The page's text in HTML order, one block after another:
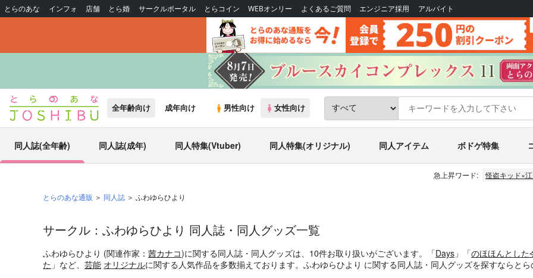
とらのあな インフォ 店舗 とら婚 サークルポータル とらコイン WEBオンリー よくあるご質問 エンジニア採用 アルバイト
全年齢向け 成年向け 男性向け 女性向け
同人誌(全年齢) 同人誌(成年) 同人特集(Vtuber) 同人特集(オリジナル) 同人アイテム ボドゲ特集
急上昇ワード: 怪盗キッド×
とらのあな通販 同人誌 ふわゆらひより
サークル：ふわゆらひより 同人誌・同人グッズ一覧
ふわゆらひより (関連作家： 茜カナコ)に関する同人誌・同人グッズは、10件お取り扱いがございます。「Days 」「のほほんとした
た 」など、 芸能 オリジナルに関する人気作品を多数揃えております。ふわゆらひより に関する同人誌・同人グッズを探すならと